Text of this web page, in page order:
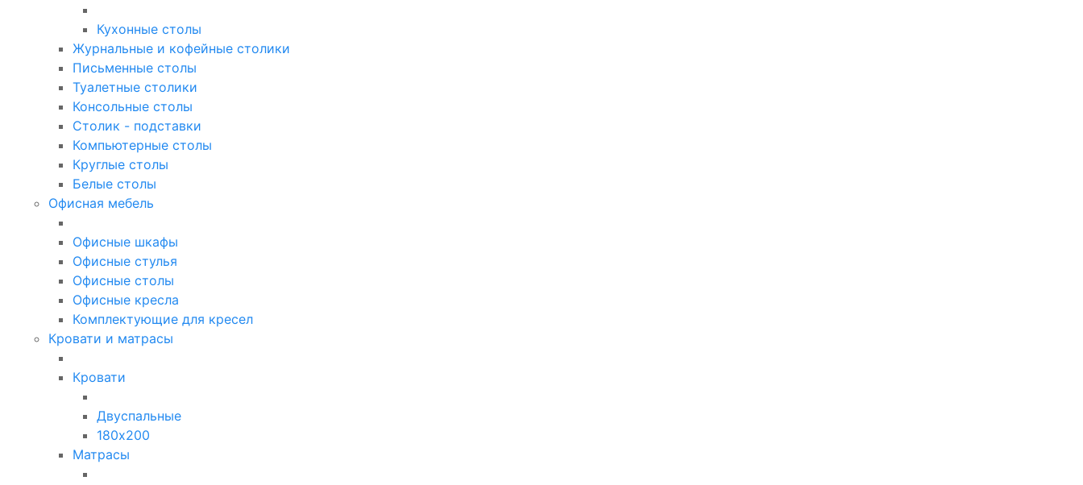
Кухонные столы
Журнальные и кофейные столики
Письменные столы
Туалетные столики
Консольные столы
Столик - подставки
Компьютерные столы
Круглые столы
Белые столы
Офисная мебель
Офисные шкафы
Офисные стулья
Офисные столы
Офисные кресла
Комплектующие для кресел
Кровати и матрасы
Кровати
Двуспальные
180х200
Матрасы